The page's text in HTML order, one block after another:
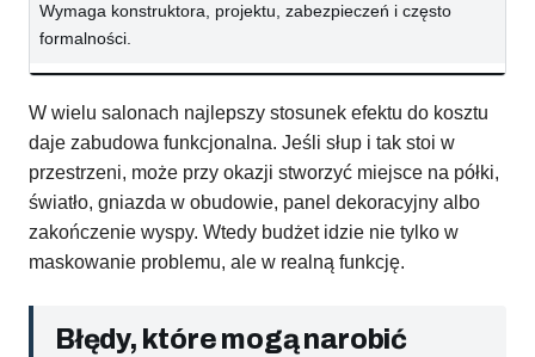
Wymaga konstruktora, projektu, zabezpieczeń i często
formalności.
W wielu salonach najlepszy stosunek efektu do kosztu
daje zabudowa funkcjonalna. Jeśli słup i tak stoi w
przestrzeni, może przy okazji stworzyć miejsce na półki,
światło, gniazda w obudowie, panel dekoracyjny albo
zakończenie wyspy. Wtedy budżet idzie nie tylko w
maskowanie problemu, ale w realną funkcję.
Błędy, które mogą narobić